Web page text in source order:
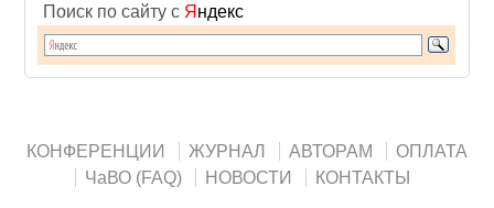
Поиск по сайту с Я ндекс
КОНФЕРЕНЦИИ ЖУРНАЛ АВТОРАМ
ОПЛАТА
ЧаВО (FAQ)
НОВОСТИ КОНТАКТЫ